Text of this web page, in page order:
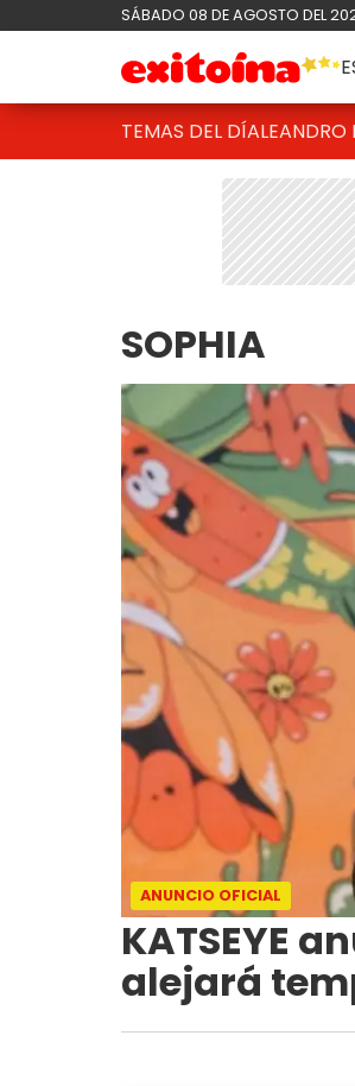
SÁBADO 08 DE AGOSTO DEL
TEMAS DEL DÍALEANDRO
SOPHIA
ANUNCIO OFICIAL
KATSEYE
alejará